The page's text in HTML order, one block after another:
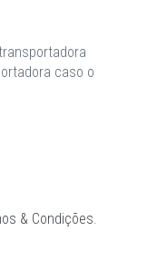
caso o
& Condições.